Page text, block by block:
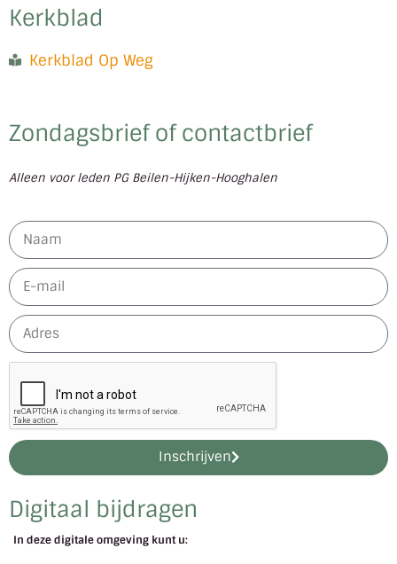
Digitaal bijdragen
In deze digitale omgeving kunt u:
Kerkblad
Kerkblad Op Weg
Zondagsbrief of contactbrief
Alleen voor leden PG Beilen-Hijken-Hooghalen
Inschrijven